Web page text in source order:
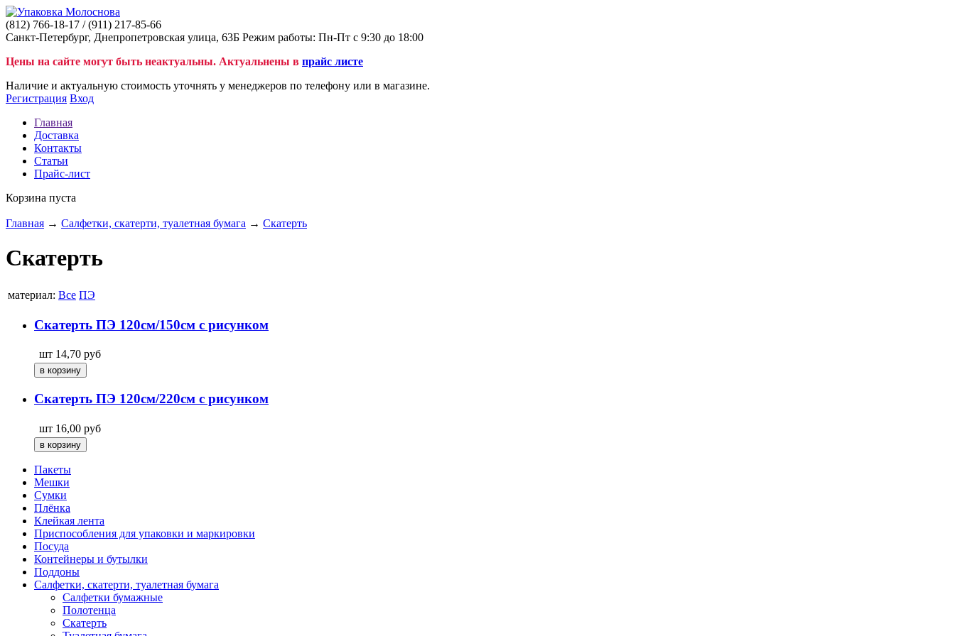
(812) 766-18-17 / (911) 217-85-66
Санкт-Петербург, Днепропетровская улица, 63Б Режим работы: Пн-Пт с 9:30 до 18:00
Цены на сайте могут быть неактуальны. Актуальнены в прайс листе
Наличие и актуальную стоимость уточнять у менеджеров по телефону или в магазине.
Регистрация Вход
Главная
Доставка
Контакты
Статьи
Прайс-лист
Корзина пуста
Главная → Салфетки, скатерти, туалетная бумага → Скатерть
Скатерть
материал: Все ПЭ
Скатерть ПЭ 120см/150см с рисунком
шт 14,70 руб
Скатерть ПЭ 120см/220см с рисунком
шт 16,00 руб
Пакеты
Мешки
Сумки
Плёнка
Клейкая лента
Приспособления для упаковки и маркировки
Посуда
Контейнеры и бутылки
Поддоны
Салфетки, скатерти, туалетная бумага
Салфетки бумажные
Полотенца
Скатерть